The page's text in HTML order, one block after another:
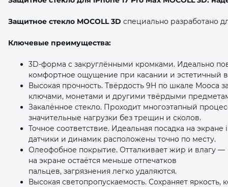
Защитное стекло MOCOLL 3D специально разработано
Ключевые преимущества:
3D‑форма с закруглёнными кромками. Идеально
комфортное ощущение при касании и эстетичный
Высокая прочность. Твёрдость 9H по шкале Мооса
ключами, монетами и другими твёрдыми
Закалённое стекло. Проходит многоэтапный
значительные нагрузки без трещин и сколов.
Точное соответствие. Идеальная посадка на
датчики и динамик расположены точно по месту.
Олеофобное покрытие. Отталкивает жир и влагу —
на экране остаётся меньше отпечатков
пальцев, загрязнения легко удаляются.
Высокая светопропускаемость. Сохраняет яркость,
раз в 2 недели